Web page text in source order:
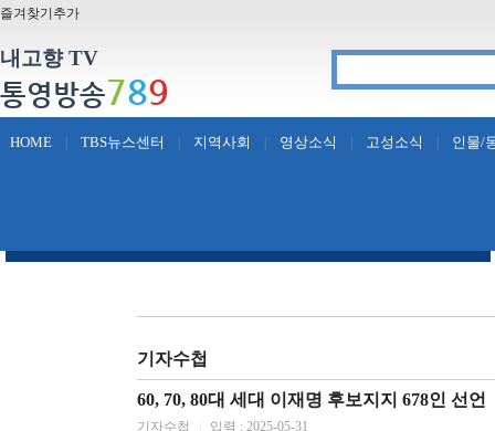
즐겨찾기추가
내고향 TV
통영방송789
HOME TBS뉴스센터 지역사회 영상소식 고성소식 인물/
기자수첩
60, 70, 80대 세대 이재명 후보지지 678인 선언
기자수첩 입력 : 2025-05-31